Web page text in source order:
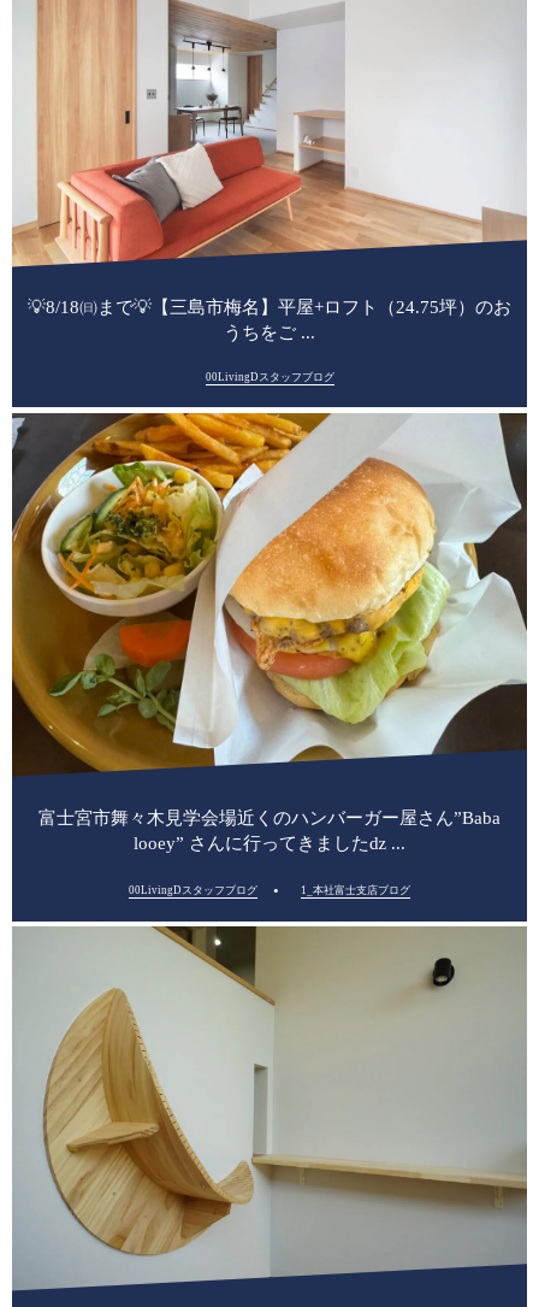
💡8/18㈰まで💡【三島市梅名】平屋+ロフト（24.75坪）のお
うちをご ...
00LivingDスタッフブログ
富士宮市舞々木見学会場近くのハンバーガー屋さん”Baba
looey” さんに行ってきましたǳ ...
00LivingDスタッフブログ 1_本社富士支店ブログ